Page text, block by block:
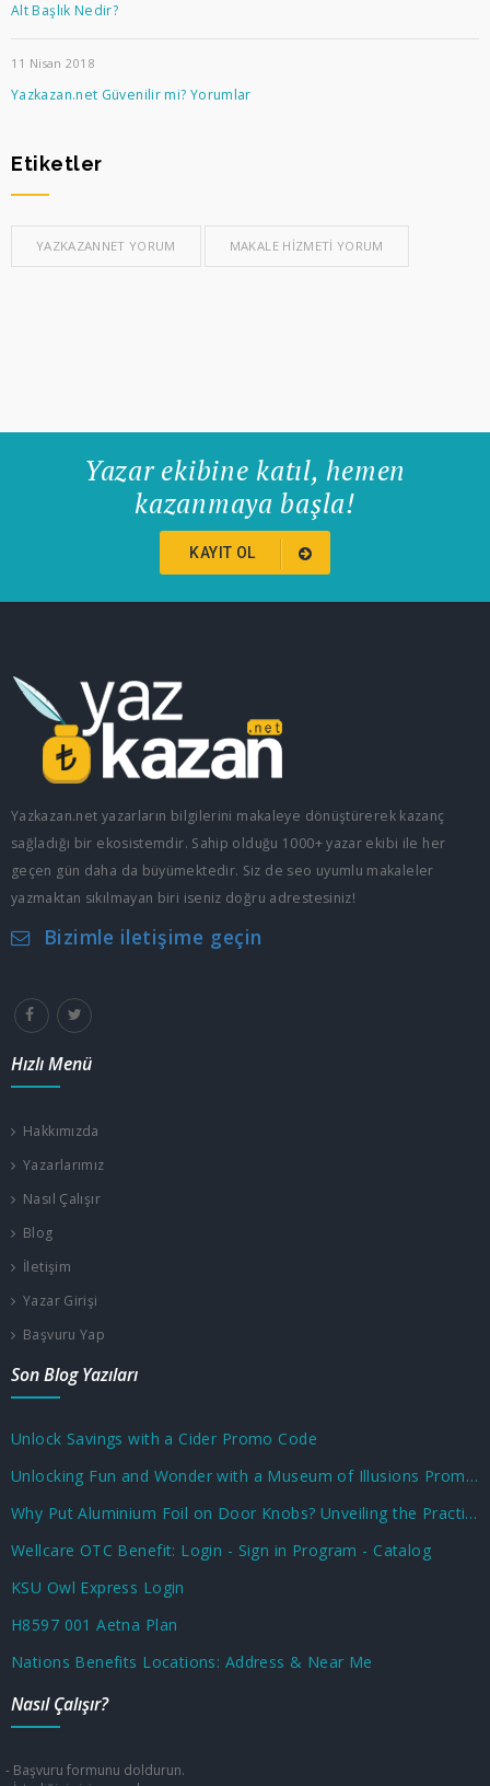
Alt Başlık Nedir?
11 Nisan 2018
Yazkazan.net Güvenilir mi? Yorumlar
Etiketler
YAZKAZANNET YORUM MAKALE HIZMETI YORUM
Yazar ekibine katıl, hemen
kazanmaya başla!
KAYIT OL
Yazkazan.net yazarların bilgilerini makaleye dönüştürerek kazanç
sağladığı bir ekosistemdir. Sahip olduğu 1000+ yazar ekibi ile her
geçen gün daha da büyümektedir. Siz de seo uyumlu makaleler
yazmaktan sıkılmayan biri iseniz doğru adrestesiniz!
Bizimle iletişime geçin
Hızlı Menü
Hakkımızda
Yazarlarımız
Nasıl Çalışır
Blog
İletişim
Yazar Girişi
Başvuru Yap
Son Blog Yazıları
Unlock Savings with a Cider Promo Code
Unlocking Fun and Wonder with a Museum of Illusions Promo Code
Why Put Aluminium Foil on Door Knobs? Unveiling the Practical and Unusual Uses
Wellcare OTC Benefit: Login - Sign in Program - Catalog
KSU Owl Express Login
H8597 001 Aetna Plan
Nations Benefits Locations: Address & Near Me
Nasıl Çalışır?
- Başvuru formunu doldurun.